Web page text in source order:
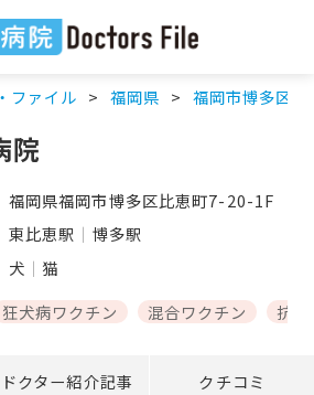
ファイル 福岡県 福岡市博多区
院
福岡県福岡市博多区比恵町7-20-1F
東比恵駅
博多駅
犬
猫
狂犬病ワクチン 混合ワクチン 抗
ドクター紹介記事 クチコミ